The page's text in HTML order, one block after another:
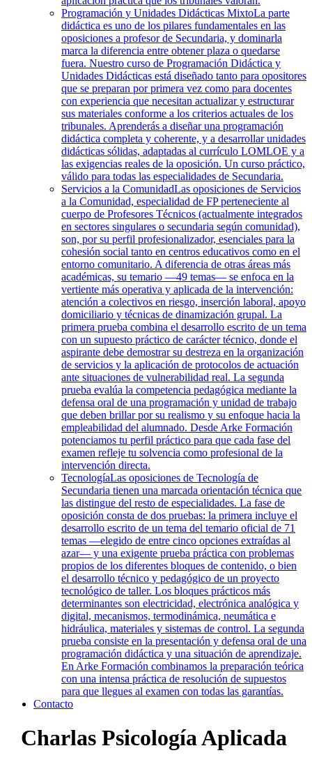
Programación y Unidades Didácticas MixtoLa parte
didáctica es uno de los pilares fundamentales en las
oposiciones a profesor de Secundaria, y dominarla
marca la diferencia entre obtener plaza o quedarse
fuera. Nuestro curso de Programación Didáctica y
Unidades Didácticas está diseñado tanto para opositores
que se preparan por primera vez como para docentes
con experiencia que necesitan actualizar y estructurar
sus materiales conforme a los criterios actuales de los
tribunales. Aprenderás a diseñar una programación
didáctica completa y coherente, y a desarrollar unidades
didácticas sólidas, adaptadas al currículo LOMLOE y a
las exigencias reales de la oposición. Un curso práctico,
válido para todas las especialidades de Secundaria.
Servicios a la ComunidadLas oposiciones de Servicios
a la Comunidad, especialidad de FP perteneciente al
cuerpo de Profesores Técnicos (actualmente integrados
en sectores singulares o secundaria según comunidad),
son, por su perfil profesionalizador, esenciales para la
cohesión social tanto en centros educativos como en el
entorno comunitario. A diferencia de otras áreas más
académicas, su temario —49 temas— se enfoca en la
vertiente más operativa y aplicada de la intervención:
atención a colectivos en riesgo, inserción laboral, apoyo
domiciliario y técnicas de dinamización grupal. La
primera prueba combina el desarrollo escrito de un tema
con un supuesto práctico de carácter técnico, donde el
aspirante debe demostrar su destreza en la organización
de servicios y la aplicación de protocolos de actuación
ante situaciones de vulnerabilidad real. La segunda
prueba evalúa la competencia pedagógica mediante la
defensa oral de una programación y unidad de trabajo
que deben brillar por su realismo y su enfoque hacia la
empleabilidad del alumnado. Desde Arke Formación
potenciamos tu perfil práctico para que cada fase del
examen refleje tu solvencia como profesional de la
intervención directa.
TecnologíaLas oposiciones de Tecnología de
Secundaria tienen una marcada orientación técnica que
las distingue del resto de especialidades. La fase de
oposición consta de dos pruebas: la primera incluye el
desarrollo escrito de un tema del temario oficial de 71
temas —elegido de entre cinco opciones extraídas al
azar— y una exigente prueba práctica con problemas
propios de los diferentes bloques de contenido, o bien
el desarrollo técnico y pedagógico de un proyecto
tecnológico de taller. Los bloques prácticos más
determinantes son electricidad, electrónica analógica y
digital, mecanismos, termodinámica, neumática e
hidráulica, materiales y sistemas de control. La segunda
prueba consiste en la presentación y defensa oral de una
programación didáctica y una situación de aprendizaje.
En Arke Formación combinamos la preparación teórica
con una intensa práctica de resolución de supuestos
para que llegues al examen con todas las garantías.
Contacto
Charlas Psicología Aplicada